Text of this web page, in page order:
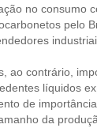
no consumo
pelo
ao contrário,
líquidos
de
da